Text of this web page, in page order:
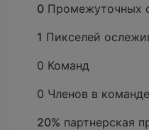
0 Промежуточных
1 Пикселей
0 Команд
0 Членов в команде
20% партнерская